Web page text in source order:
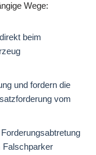
Wege:
beim
und fordern die
vom
Falschparker